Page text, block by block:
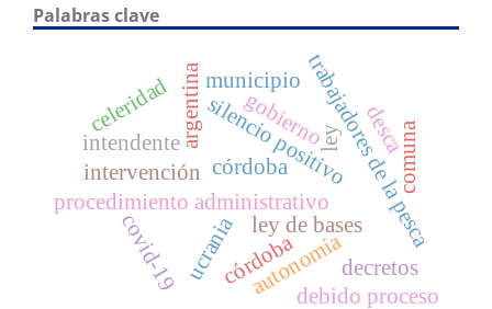
Palabras clave
silencio positivo
procedimiento administrativo
ley de bases
córdoba trabajadores de la pesca
covid-19
argentinamunicipio
autonomía
intendente
celeridad
comuna
ley
gobierno
intervención
decretos
ucrania
debido proceso
córdoba
desca